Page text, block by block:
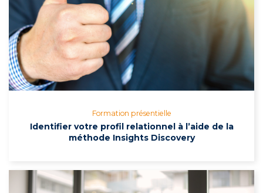
Formation présentielle
Identifier votre profil relationnel à l’aide de la
méthode Insights Discovery